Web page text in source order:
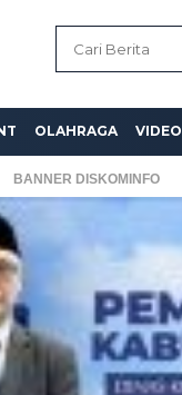
OLAHRAGA VIDEO
BANNER DISKOMINFO